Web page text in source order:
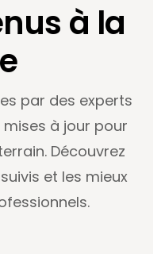
à la
par des experts
à jour pour
Découvrez
et les mieux